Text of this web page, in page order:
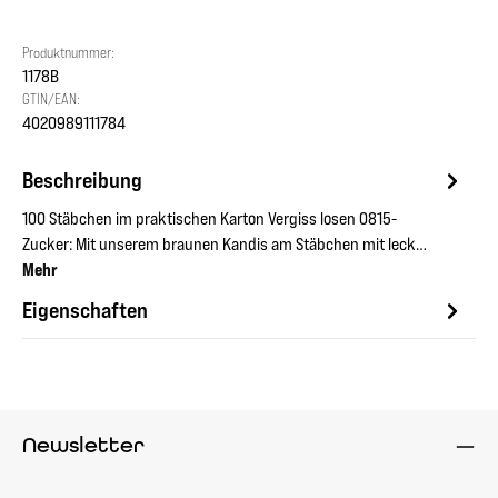
Produktnummer:
1178B
GTIN/EAN:
4020989111784
Beschreibung
100 Stäbchen im praktischen Karton Vergiss losen 0815-
Zucker: Mit unserem braunen Kandis am Stäbchen mit leck…
Mehr
Eigenschaften
Newsletter